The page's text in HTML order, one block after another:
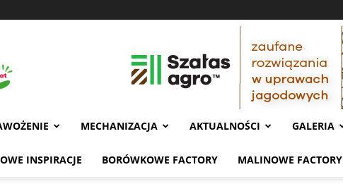
MECHANIZACJA AKTUALNOŚCI GALERIA
INSPIRACJE BORÓWKOWE FACTORY MALINOWE FACTORY